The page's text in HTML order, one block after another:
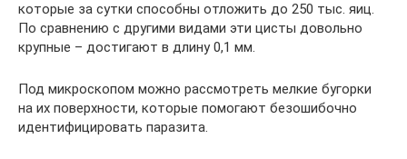
которые за сутки способны отложить до 250 тыс. яиц.
По сравнению с другими видами эти цисты довольно
крупные – достигают в длину 0,1 мм.
Под микроскопом можно рассмотреть мелкие бугорки
на их поверхности, которые помогают безошибочно
идентифицировать паразита.